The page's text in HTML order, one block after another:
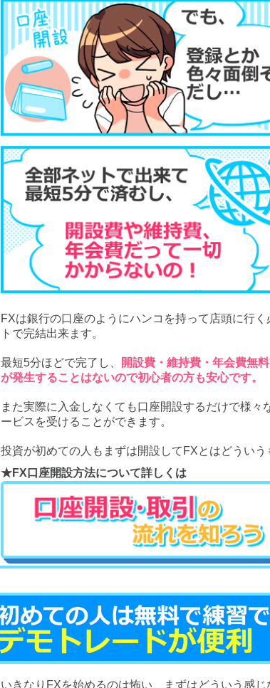
FXは銀行の口座のようにハンコを持って店頭に行
トで完結出来ます。
最短5分ほどで完了し、
開設費・維持費・年会費無
が発生することはないので初心者の方も安心です。
また実際に入金しなくても口座開設するだけで様々
ービスを受けることができます。
投資が初めての人もまずは開設してFXとはどういう
★FX口座開設方法について詳しくは
いきなりFXを始めるのは怖い、まずはどういう感